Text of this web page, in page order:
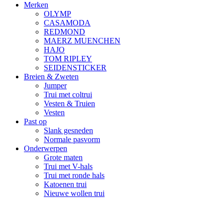
Merken
OLYMP
CASAMODA
REDMOND
MAERZ MUENCHEN
HAJO
TOM RIPLEY
SEIDENSTICKER
Breien & Zweten
Jumper
Trui met coltrui
Vesten & Truien
Vesten
Past op
Slank gesneden
Normale pasvorm
Onderwerpen
Grote maten
Trui met V-hals
Trui met ronde hals
Katoenen trui
Nieuwe wollen trui